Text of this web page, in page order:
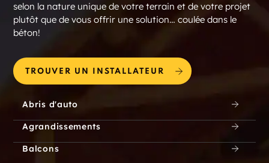
selon la nature unique de votre terrain et de votre projet
plutôt que de vous offrir une solution… coulée dans le
béton!
TROUVER UN INSTALLATEUR
Abris d'auto
Agrandissements
Balcons